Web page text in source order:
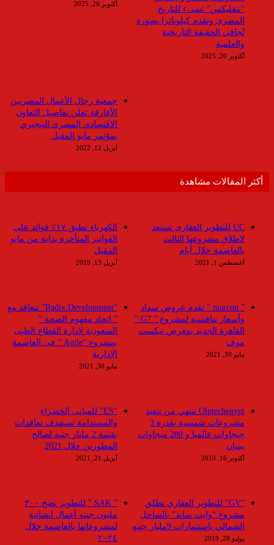
أكتوبر 20, 2025
“نتفليكس” تسىء للتاريخ
المصرى وتقدم كيلوباترا بصورة
تُجافي الحقيقة التاريخية
والعلمية
أكتوبر 20, 2025
جمعية رجال الأعمال المصريين
الأفارقة تعلن تفاصيل التعاون
الاقتصادي المصري النيجيري
بمؤتمر مايو المقبل
أبريل 12, 2022
أكثر المقالات مشاهدة
الكهرباء تطبق ١٧٪ فوائد على
الفواتير المتأخرة بداية من مايو
المقبل
أبريل 13, 2019
UC للتطوير العقارى تستعد
لاطلاق مشروعها الثالث
بالعاصمة خلال أيام
أغسطس 1, 2021
“Radix Development” تتعاقد مع
” اتحاد مفهوم الصحة ”
السعودية لإدارة القطاع الطبى
بمشروع “Agile ” فى العاصمة
الإدارية
مايو 30, 2021
” marcon ” تقدم عروض سداد
وأسعار تنافسية لمشروع ” G7 ”
القاهرة الجديد بمعرض نيكست
موف
مايو 30, 2021
“ES” للمبانى الخضراء
والمستدامة تستهدف تعاقدات
بقيمة 2 مليار جنيه لصالح
المطورين خلال 2021
أبريل 21, 2021
Olptechegypt تنتهي من تنفيذ
مشروعات شمسية بقدرة 3
جيجاوات عالميا و 280 ميجاوات
ببنبان
أكتوبر 16, 2019
” SAK ” للتطوير تضخ ٣٠٠
مليون جنيه أعمال انشائية
لمشروعاتها بالعاصمة خلال
٢٠٢٤
“GV” للتطوير العقاري تطلق
مشروع “وايت ساند” بالساحل
الشمالي باستثمارات 9مليار جنيه
يوليو 28, 2019